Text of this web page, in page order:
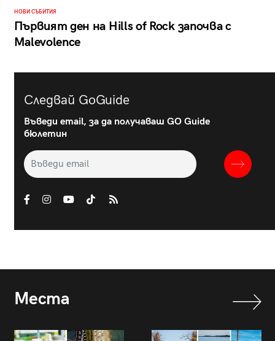
НОВИ СЪБИТИЯ
Първият ден на Hills of Rock започва с
Malevolence
Следвай GoGuide
Въведи email, за да получаваш GO Guide
бюлетин
Места